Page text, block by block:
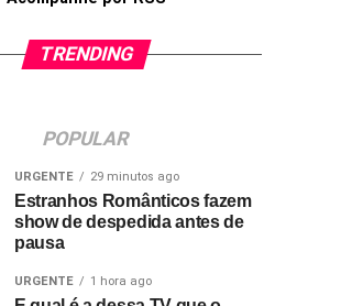
TRENDING
POPULAR
URGENTE 29 minutos ago
Estranhos Românticos fazem
show de despedida antes de
pausa
URGENTE 1 hora ago